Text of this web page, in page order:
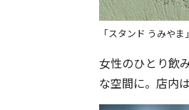
「スタンド うみやま
女性のひとり飲
な空間に。店内